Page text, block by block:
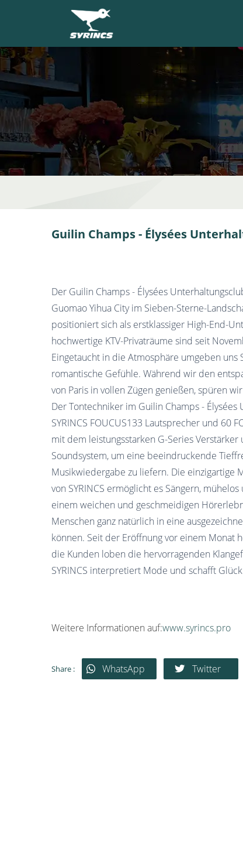
Guilin Champs - Élysées
Der Guilin Champs - Élysées
Guomao Yihua City im Sieben-Sterne-
positioniert sich als erstklassiger High-End-
hochwertige KTV-Privaträume sind seit
Eingetaucht in die Atmosphäre umgeben
romantische Gefühle. Während wir den
von Paris in vollen Zügen genießen, spüren
Der Tontechniker im Guilin Champs -
SYRINCS FOUCUS133 Lautsprecher und 60
mit dem leistungsstarken G-Series
Soundsystem, um eine beeindruckende
Musikwiedergabe zu liefern. Die einzigartige
von SYRINCS ermöglicht es Sängern,
einem weichen und geschmeidigen
Menschen ganz natürlich in eine
können. Seit der Eröffnung vor einem Monat
die Kunden loben die hervorragenden
SYRINCS interpretiert Mode und schafft
Weitere Informationen auf:www.syrincs.pro
Share : WhatsApp Twitter